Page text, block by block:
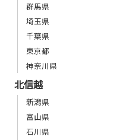
群馬県
埼玉県
千葉県
東京都
神奈川県
北信越
新潟県
富山県
石川県